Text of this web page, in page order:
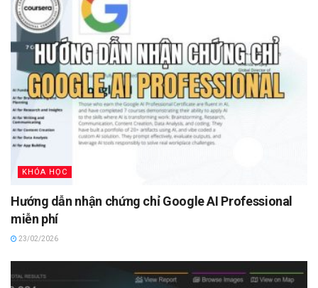
KHÓA HỌC
Hướng dẫn nhận chứng chỉ Google AI Professional
miễn phí
23/02/2026